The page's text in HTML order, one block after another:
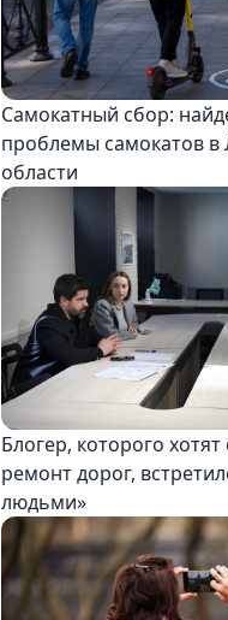
Самокатный сбор:
проблемы самокатов в
области
Блогер, которого
ремонт дорог,
людьми»